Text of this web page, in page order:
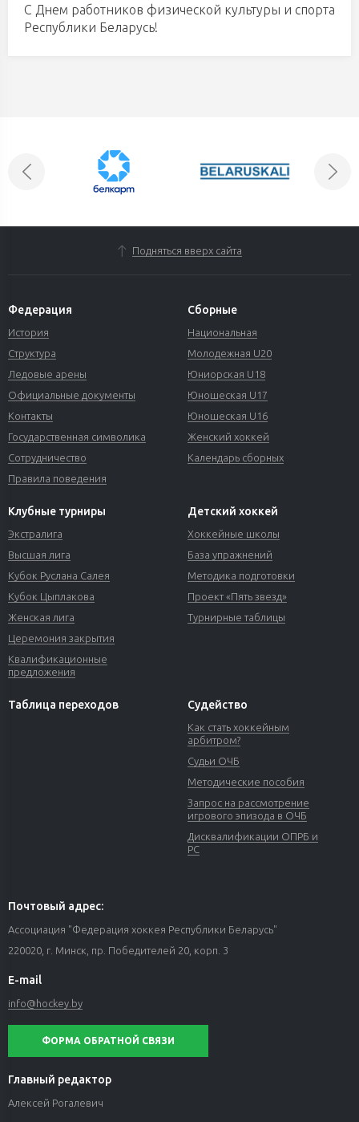
С Днем работников физической культуры и спорта
Республики Беларусь!
Подняться вверх сайта
Федерация
История
Структура
Ледовые арены
Официальные документы
Контакты
Государственная символика
Сотрудничество
Правила поведения
Сборные
Национальная
Молодежная U20
Юниорская U18
Юношеская U17
Юношеская U16
Женский хоккей
Календарь сборных
Клубные турниры
Экстралига
Высшая лига
Кубок Руслана Салея
Кубок Цыплакова
Женская лига
Церемония закрытия
Квалификационные
предложения
Детский хоккей
Хоккейные школы
База упражнений
Методика подготовки
Проект «Пять звезд»
Турнирные таблицы
Таблица переходов Судейство
Как стать хоккейным
арбитром?
Судьи ОЧБ
Методические пособия
Запрос на рассмотрение
игрового эпизода в ОЧБ
Дисквалификации ОПРБ и
РС
Почтовый адрес:
Ассоциация "Федерация хоккея Республики Беларусь"
220020, г. Минск, пр. Победителей 20, корп. 3
E-mail
info@hockey.by
ФОРМА ОБРАТНОЙ СВЯЗИ
Главный редактор
Алексей Рогалевич